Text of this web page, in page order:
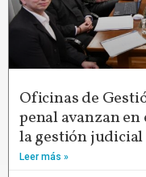
Oficinas de
penal avanzan
la gestión judicial
Leer más »